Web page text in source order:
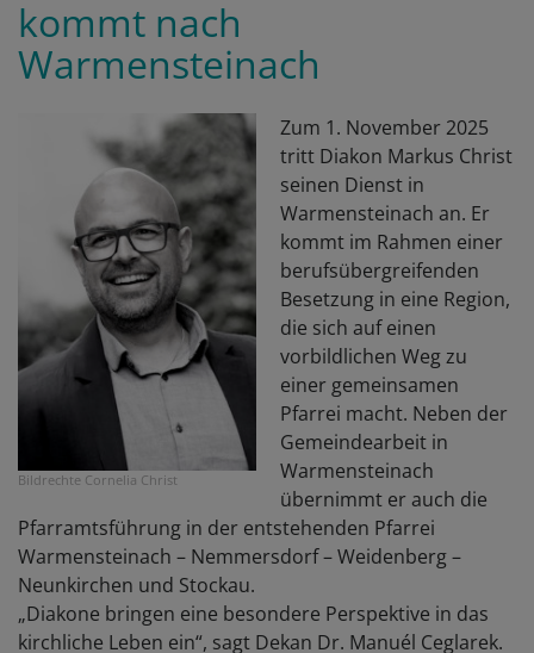
kommt nach
Warmensteinach
Bildrechte Cornelia Christ
Zum 1. November 2025
tritt Diakon Markus Christ
seinen Dienst in
Warmensteinach an. Er
kommt im Rahmen einer
berufsübergreifenden
Besetzung in eine Region,
die sich auf einen
vorbildlichen Weg zu
einer gemeinsamen
Pfarrei macht. Neben der
Gemeindearbeit in
Warmensteinach
übernimmt er auch die
Pfarramtsführung in der entstehenden Pfarrei
Warmensteinach – Nemmersdorf – Weidenberg –
Neunkirchen und Stockau.
„Diakone bringen eine besondere Perspektive in das
kirchliche Leben ein“, sagt Dekan Dr. Manuél Ceglarek.